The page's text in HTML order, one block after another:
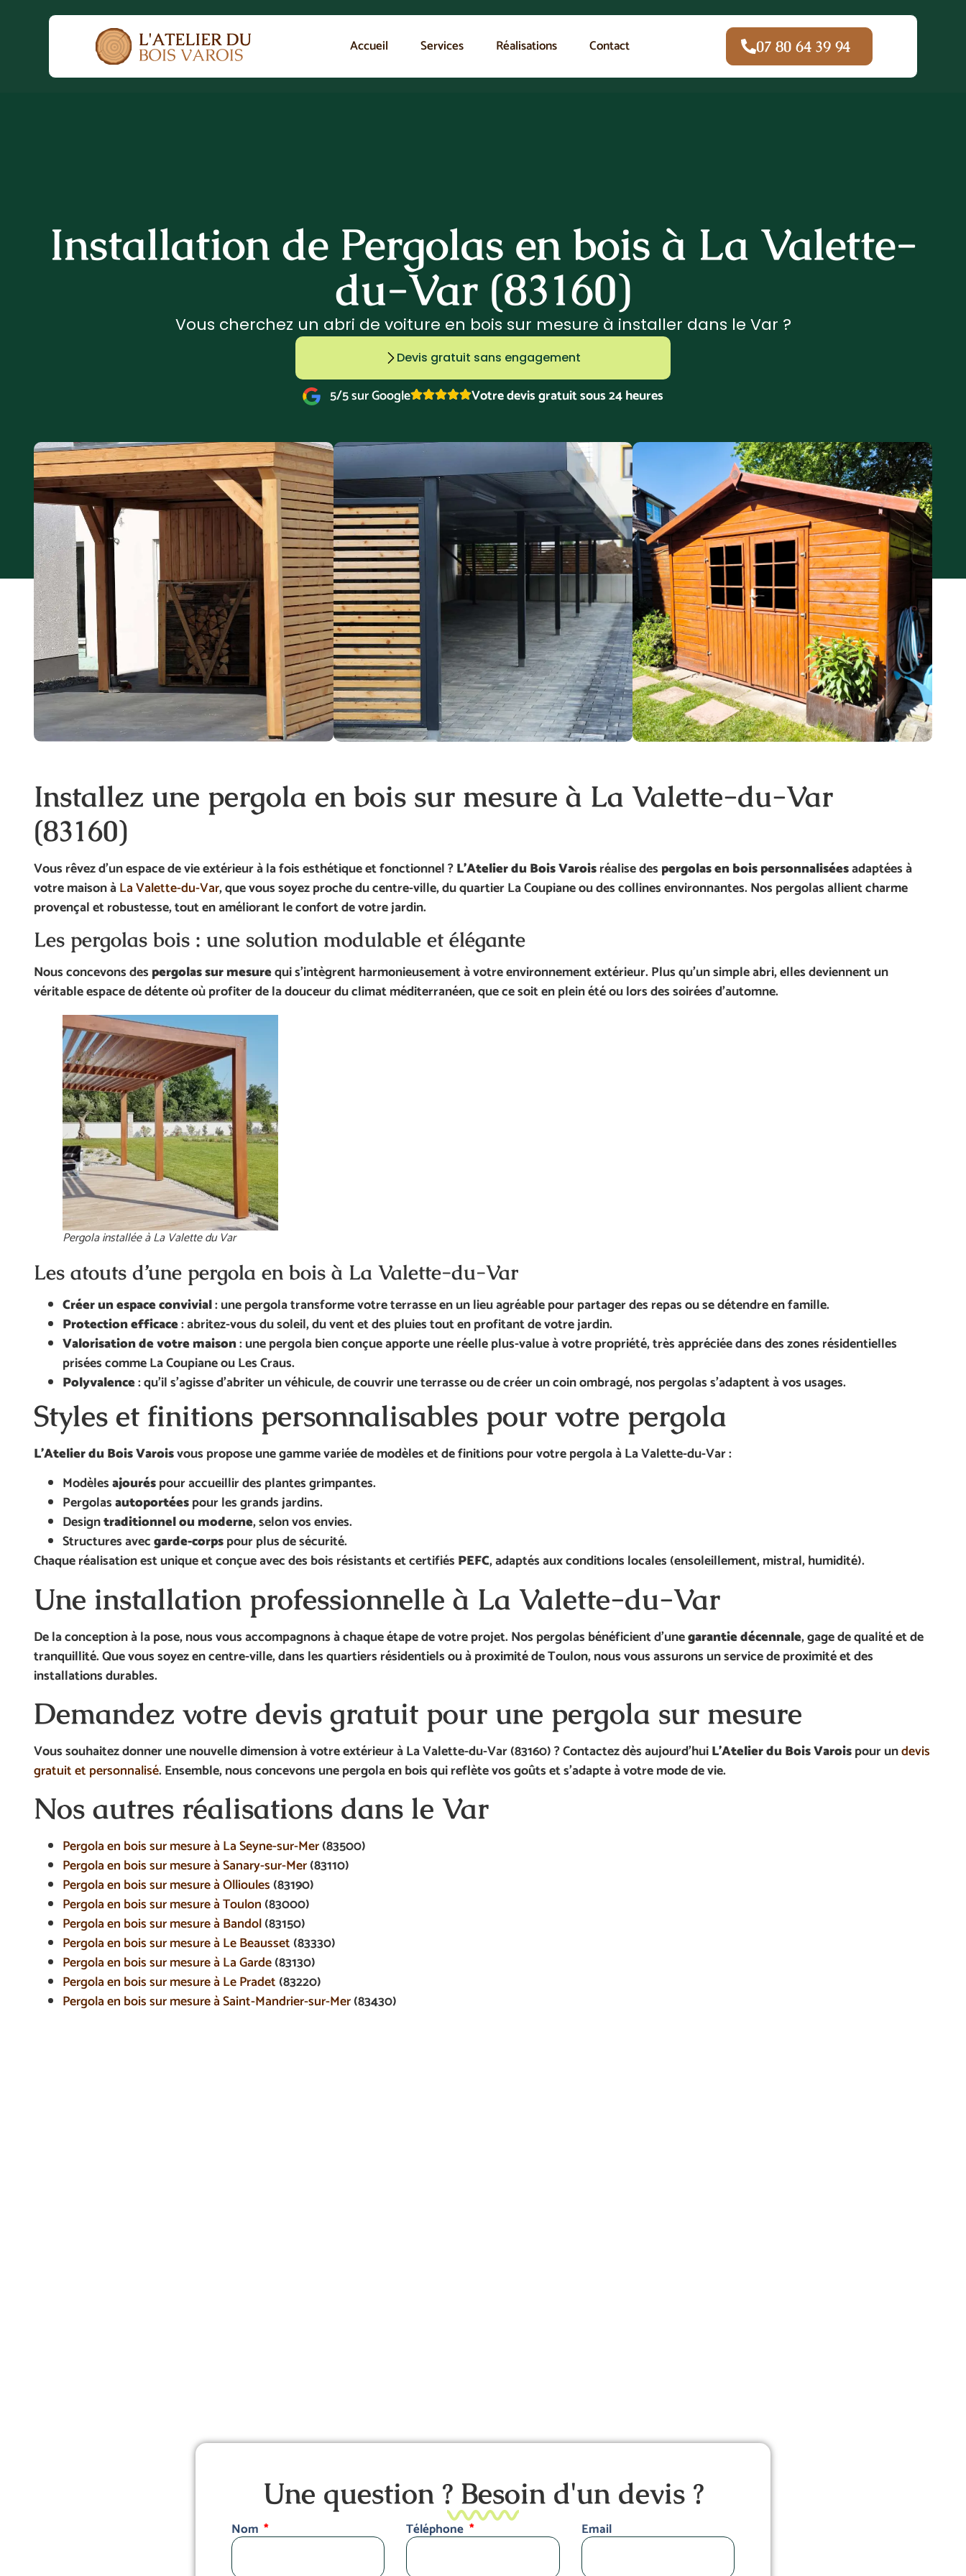
Accueil Services Réalisations Contact 07 80 64 39 94
Installation de Pergolas en bois à La Valette-
du-Var (83160)
Vous cherchez un abri de voiture en bois sur mesure à installer dans le Var ?
Devis gratuit sans engagement
5/5 sur Google Votre devis gratuit sous 24 heures
Installez une pergola en bois sur mesure à La Valette-du-Var
(83160)
Vous rêvez d’un espace de vie extérieur à la fois esthétique et fonctionnel ?L’Atelier du Bois Varoisréalise des pergolas en bois personnaliséesadaptées à
votre maison àLa Valette-du-Var, que vous soyez proche du centre-ville, du quartier La Coupiane ou des collines environnantes. Nos pergolas allient charme
provençal et robustesse, tout en améliorant le confort de votre jardin.
Les pergolas bois : une solution modulable et élégante
Nous concevons des pergolas sur mesurequi s’intègrent harmonieusement à votre environnement extérieur. Plus qu’un simple abri, elles deviennent un
véritable espace de détente où profiter de la douceur du climat méditerranéen, que ce soit en plein été ou lors des soirées d’automne.
Pergola installée à La Valette du Var
Les atouts d’une pergola en bois à La Valette-du-Var
Créer un espace convivial: une pergola transforme votre terrasse en un lieu agréable pour partager des repas ou se détendre en famille.
Protection efficace: abritez-vous du soleil, du vent et des pluies tout en profitant de votre jardin.
Valorisation de votre maison: une pergola bien conçue apporte une réelle plus-value à votre propriété, très appréciée dans des zones résidentielles
prisées comme La Coupiane ou Les Craus.
Polyvalence: qu’il s’agisse d’abriter un véhicule, de couvrir une terrasse ou de créer un coin ombragé, nos pergolas s’adaptent à vos usages.
Styles et finitions personnalisables pour votre pergola
L’Atelier du Bois Varoisvous propose une gamme variée de modèles et de finitions pour votre pergola à La Valette-du-Var :
Modèlesajouréspour accueillir des plantes grimpantes.
Pergolasautoportéespour les grands jardins.
Designtraditionnel ou moderne, selon vos envies.
Structures avecgarde-corpspour plus de sécurité.
Chaque réalisation est unique et conçue avec des bois résistants et certifiés PEFC, adaptés aux conditions locales (ensoleillement, mistral, humidité).
Une installation professionnelle à La Valette-du-Var
De la conception à la pose, nous vous accompagnons à chaque étape de votre projet. Nos pergolas bénéficient d’unegarantie décennale, gage de qualité et de
tranquillité. Que vous soyez en centre-ville, dans les quartiers résidentiels ou à proximité de Toulon, nous vous assurons un service de proximité et des
installations durables.
Demandez votre devis gratuit pour une pergola sur mesure
Vous souhaitez donner une nouvelle dimension à votre extérieur à La Valette-du-Var (83160) ? Contactez dès aujourd’huiL’Atelier du Bois Varoispour undevis
gratuit et personnalisé. Ensemble, nous concevons une pergola en bois qui reflète vos goûts et s’adapte à votre mode de vie.
Nos autres réalisations dans le Var
Pergola en bois sur mesure à La Seyne-sur-Mer(83500)
Pergola en bois sur mesure à Sanary-sur-Mer(83110)
Pergola en bois sur mesure à Ollioules (83190)
Pergola en bois sur mesure à Toulon (83000)
Pergola en bois sur mesure à Bandol(83150)
Pergola en bois sur mesure à Le Beausset (83330)
Pergola en bois sur mesure à La Garde(83130)
Pergola en bois sur mesure à Le Pradet (83220)
Pergola en bois sur mesure à Saint-Mandrier-sur-Mer(83430)
Une question ? Besoin d'un devis ?
Nom Téléphone Email